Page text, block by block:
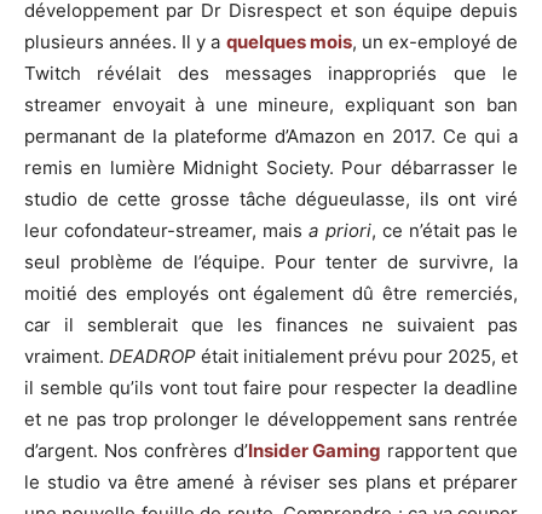
développement par Dr Disrespect et son équipe depuis
plusieurs années. Il y a quelques mois, un ex-employé de
Twitch révélait des messages inappropriés que le
streamer envoyait à une mineure, expliquant son ban
permanant de la plateforme d’Amazon en 2017. Ce qui a
remis en lumière Midnight Society. Pour débarrasser le
studio de cette grosse tâche dégueulasse, ils ont viré
leur cofondateur-streamer, maisa priori, ce n’était pas le
seul problème de l’équipe. Pour tenter de survivre, la
moitié des employés ont également dû être remerciés,
car il semblerait que les finances ne suivaient pas
vraiment. DEADROP était initialement prévu pour 2025, et
il semble qu’ils vont tout faire pour respecter la deadline
et ne pas trop prolonger le développement sans rentrée
d’argent. Nos confrères d’Insider Gaming rapportent que
le studio va être amené à réviser ses plans et préparer